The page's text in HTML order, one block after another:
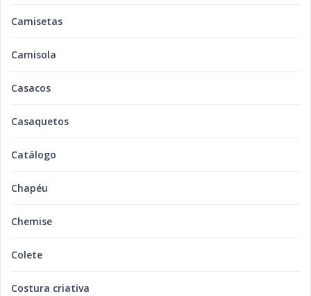
Camisetas
Camisola
Casacos
Casaquetos
Catálogo
Chapéu
Chemise
Colete
Costura criativa